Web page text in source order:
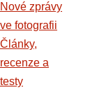
Nové zprávy
ve fotografii
Články,
recenze a
testy